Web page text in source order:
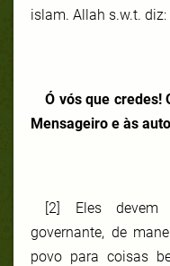
islam. Allah s.w.t. diz:
Ó vós que credes!
Mensageiro e às
[2] Eles devem
governante, de
povo para coisas